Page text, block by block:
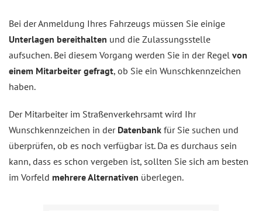
Bei der Anmeldung Ihres Fahrzeugs müssen Sie einige
Unterlagen bereithalten und die Zulassungsstelle
aufsuchen. Bei diesem Vorgang werden Sie in der Regel von
einem Mitarbeiter gefragt, ob Sie ein Wunschkennzeichen
haben.
Der Mitarbeiter im Straßenverkehrsamt wird Ihr
Wunschkennzeichen in der Datenbank für Sie suchen und
überprüfen, ob es noch verfügbar ist. Da es durchaus sein
kann, dass es schon vergeben ist, sollten Sie sich am besten
im Vorfeld mehrere Alternativen überlegen.